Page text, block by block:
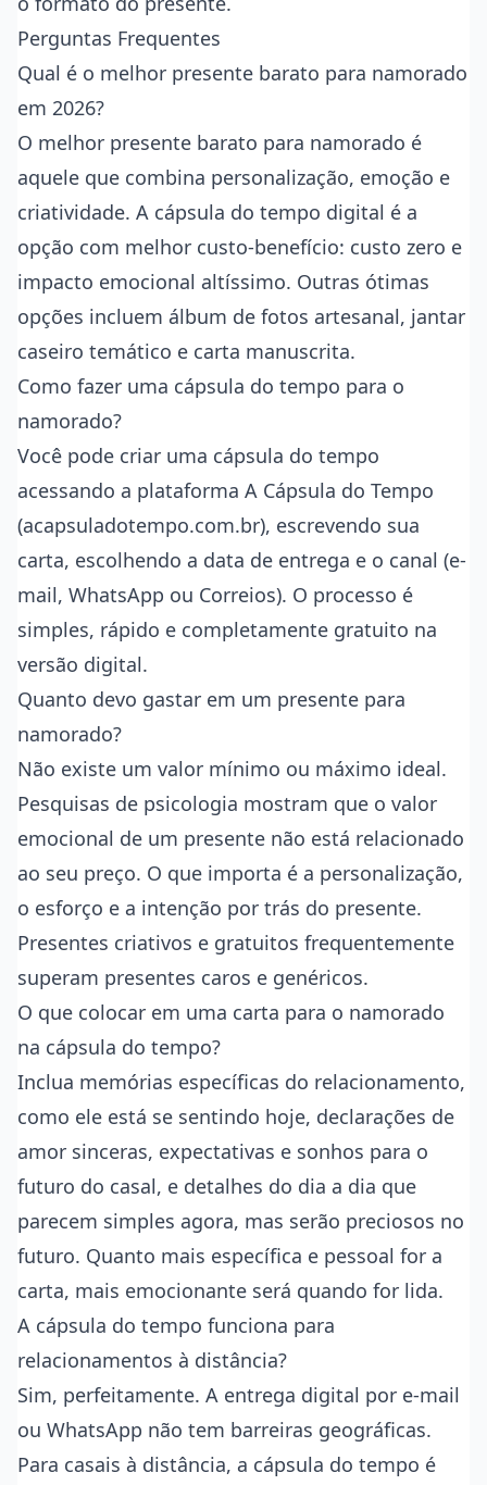
Perguntas Frequentes
Qual é o melhor presente barato para namorado
em 2026?
O melhor presente barato para namorado é
aquele que combina personalização, emoção e
criatividade. A cápsula do tempo digital é a
opção com melhor custo-benefício: custo zero e
impacto emocional altíssimo. Outras ótimas
opções incluem álbum de fotos artesanal, jantar
caseiro temático e carta manuscrita.
Como fazer uma cápsula do tempo para o
namorado?
Você pode criar uma cápsula do tempo
acessando a plataforma A Cápsula do Tempo
(acapsuladotempo.com.br), escrevendo sua
carta, escolhendo a data de entrega e o canal (e-
mail, WhatsApp ou Correios). O processo é
simples, rápido e completamente gratuito na
versão digital.
Quanto devo gastar em um presente para
namorado?
Não existe um valor mínimo ou máximo ideal.
Pesquisas de psicologia mostram que o valor
emocional de um presente não está relacionado
ao seu preço. O que importa é a personalização,
o esforço e a intenção por trás do presente.
Presentes criativos e gratuitos frequentemente
superam presentes caros e genéricos.
O que colocar em uma carta para o namorado
na cápsula do tempo?
Inclua memórias específicas do relacionamento,
como ele está se sentindo hoje, declarações de
amor sinceras, expectativas e sonhos para o
futuro do casal, e detalhes do dia a dia que
parecem simples agora, mas serão preciosos no
futuro. Quanto mais específica e pessoal for a
carta, mais emocionante será quando for lida.
A cápsula do tempo funciona para
relacionamentos à distância?
Sim, perfeitamente. A entrega digital por e-mail
ou WhatsApp não tem barreiras geográficas.
Para casais à distância, a cápsula do tempo é